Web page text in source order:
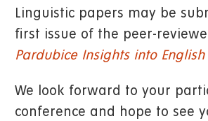
Linguistic papers may be
first issue of the peer-
Pardubice Insights into English
We look forward to your
conference and hope to see